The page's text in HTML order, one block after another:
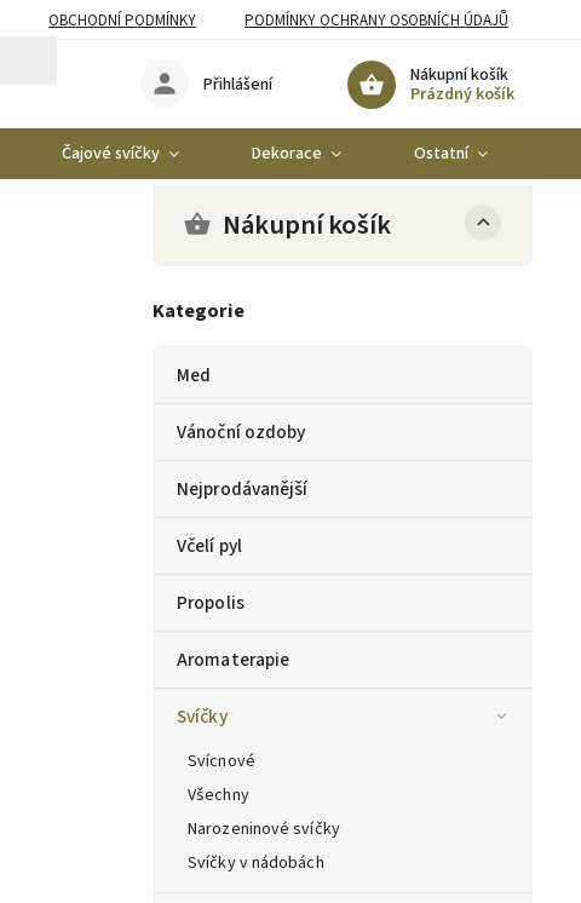
OBCHODNÍ PODMÍNKY PODMÍNKY OCHRANY OSOBNÍCH ÚDAJŮ
Nákupní košík
Prázdný košík
Přihlášení
Čajové svíčky Dekorace Ostatní
Nákupní košík
Kategorie
Med
Vánoční ozdoby
Nejprodávanější
Včelí pyl
Propolis
Aromaterapie
Svíčky
Svícnové
Všechny
Narozeninové svíčky
Svíčky v nádobách